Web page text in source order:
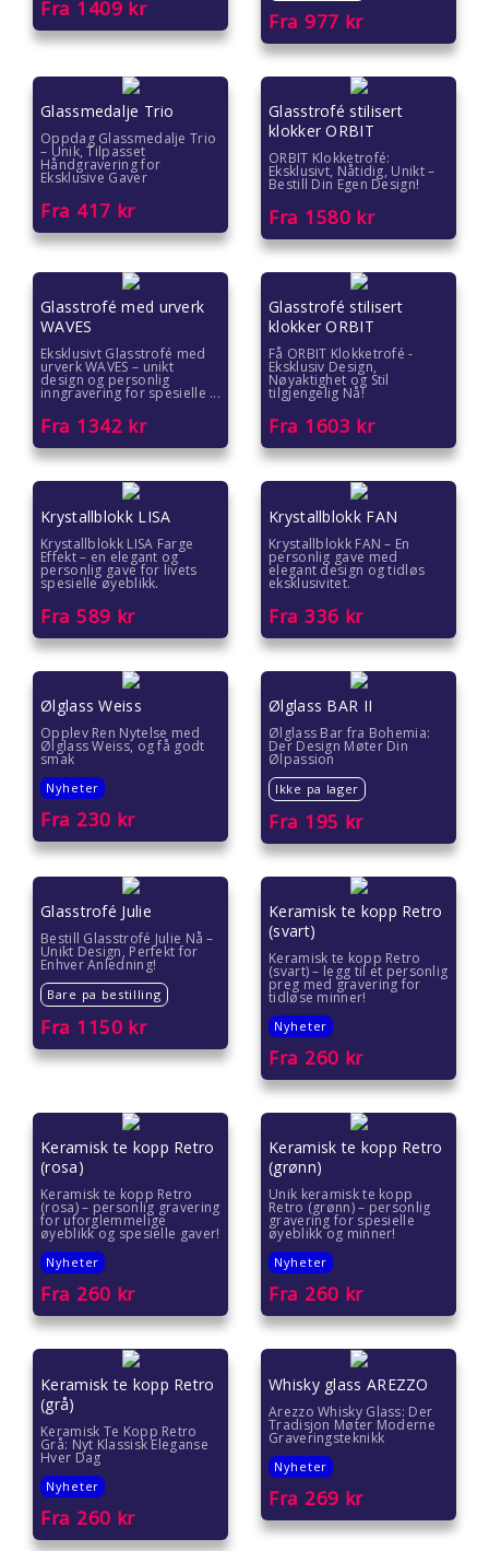
Fra 1409 kr
Fra 977 kr
Glassmedalje Trio
Oppdag Glassmedalje Trio
– Unik, Tilpasset
Håndgravering for
Eksklusive Gaver
Fra 417 kr
Glasstrofé stilisert
klokker ORBIT
ORBIT Klokketrofé:
Eksklusivt, Nåtidig, Unikt –
Bestill Din Egen Design!
Fra 1580 kr
Glasstrofé med urverk
WAVES
Eksklusivt Glasstrofé med
urverk WAVES – unikt
design og personlig
inngravering for spesielle ...
Fra 1342 kr
Glasstrofé stilisert
klokker ORBIT
Få ORBIT Klokketrofé -
Eksklusiv Design,
Nøyaktighet og Stil
tilgjengelig Nå!
Fra 1603 kr
Krystallblokk LISA
Krystallblokk LISA Farge
Effekt – en elegant og
personlig gave for livets
spesielle øyeblikk.
Fra 589 kr
Krystallblokk FAN
Krystallblokk FAN – En
personlig gave med
elegant design og tidløs
eksklusivitet.
Fra 336 kr
Ølglass Weiss
Opplev Ren Nytelse med
Ølglass Weiss, og få godt
smak
Nyheter
Fra 230 kr
Ølglass BAR II
Ølglass Bar fra Bohemia:
Der Design Møter Din
Ølpassion
Ikke pa lager
Fra 195 kr
Glasstrofé Julie
Bestill Glasstrofé Julie Nå –
Unikt Design, Perfekt for
Enhver Anledning!
Bare pa bestilling
Fra 1150 kr
Keramisk te kopp Retro
(svart)
Keramisk te kopp Retro
(svart) – legg til et personlig
preg med gravering for
tidløse minner!
Nyheter
Fra 260 kr
Keramisk te kopp Retro
(rosa)
Keramisk te kopp Retro
(rosa) – personlig gravering
for uforglemmelige
øyeblikk og spesielle gaver!
Nyheter
Fra 260 kr
Keramisk te kopp Retro
(grønn)
Unik keramisk te kopp
Retro (grønn) – personlig
gravering for spesielle
øyeblikk og minner!
Nyheter
Fra 260 kr
Keramisk te kopp Retro
(grå)
Keramisk Te Kopp Retro
Grå: Nyt Klassisk Eleganse
Hver Dag
Nyheter
Fra 260 kr
Whisky glass AREZZO
Arezzo Whisky Glass: Der
Tradisjon Møter Moderne
Graveringsteknikk
Nyheter
Fra 269 kr